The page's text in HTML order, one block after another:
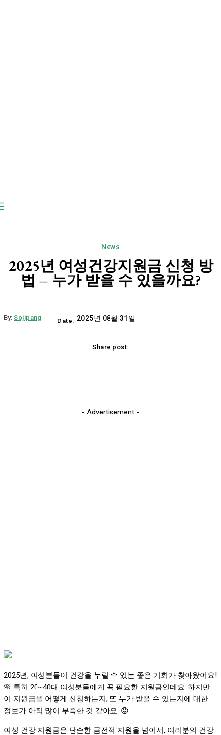
News
2025년 여성건강지원금 신청 방
법 – 누가 받을 수 있을까요?
By: Sojipang Date: 2025년 08월 31일
Share post:
- Advertisement -
2025년, 여성분들이 건강을 누릴 수 있는 좋은 기회가 찾아왔어요!
🌸 특히 20~40대 여성분들에게 꼭 필요한 지원금인데요. 하지만
이 지원금을 어떻게 신청하는지, 또 누가 받을 수 있는지에 대한
정보가 아직 많이 부족한 것 같아요. 😟
여성 건강 지원금은 단순한 금전적 지원을 넘어서, 여러분의 건강